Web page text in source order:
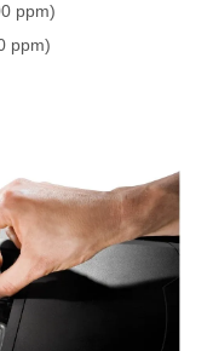
ppm)
ppm)